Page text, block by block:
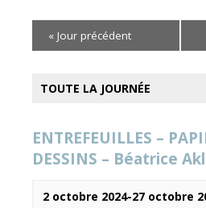
navigation
de
vues
Évènements
de
« Jour précédent
TOUTE LA JOURNÉE
ENTREFEUILLES –
DESSINS – Béatrice
2 octobre 2024-27 octobre